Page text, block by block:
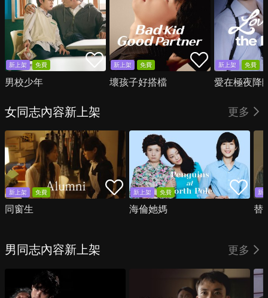
新上架 免費
男校少年
新上架 免費
壞孩子好搭檔
新上架 免費
愛在極夜降
女同志內容新上架 更多
新上架 免費
同窗生
新上架 免費
海倫她媽
新
替
男同志內容新上架 更多